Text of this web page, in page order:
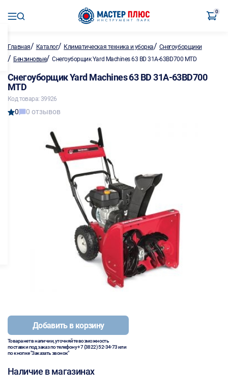
0
Главная/ Каталог/ Климатическая техника и уборка/ Снегоуборщики
/ Бензиновые/Снегоуборщик Yard Machines 63 BD 31A-63BD700 MTD
Снегоуборщик Yard Machines 63 BD 31A-63BD700
MTD
Код товара: 39926
0 0 отзывов
Добавить в корзину
Товара нет в наличии, уточняйте возможность
поставки под заказ по телефону+7 (3822) 52-34-73или
по кнопке "Заказать звонок"
Наличие в магазинах